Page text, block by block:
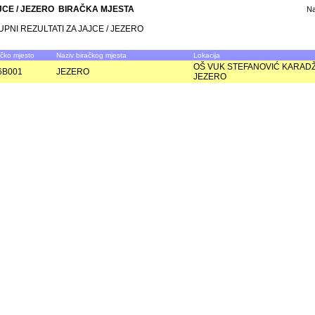
/ JEZERO BIRAČKA MJESTA
REZULTATI ZA JAJCE / JEZERO
mjesto Naziv biračkog mjesta Lokacija
JEZERO
OŠ VUK STEFANOVIĆ
JEZERO